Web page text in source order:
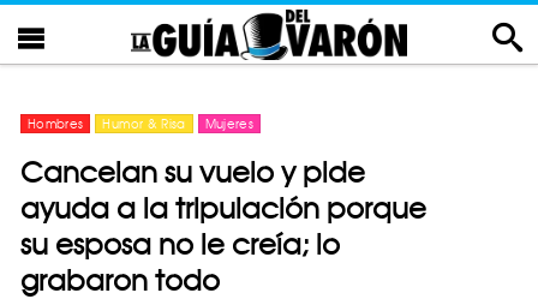
Hombres Humor & Risa Mujeres
Cancelan su vuelo y pide
ayuda a la tripulación porque
su esposa no le creía; lo
grabaron todo